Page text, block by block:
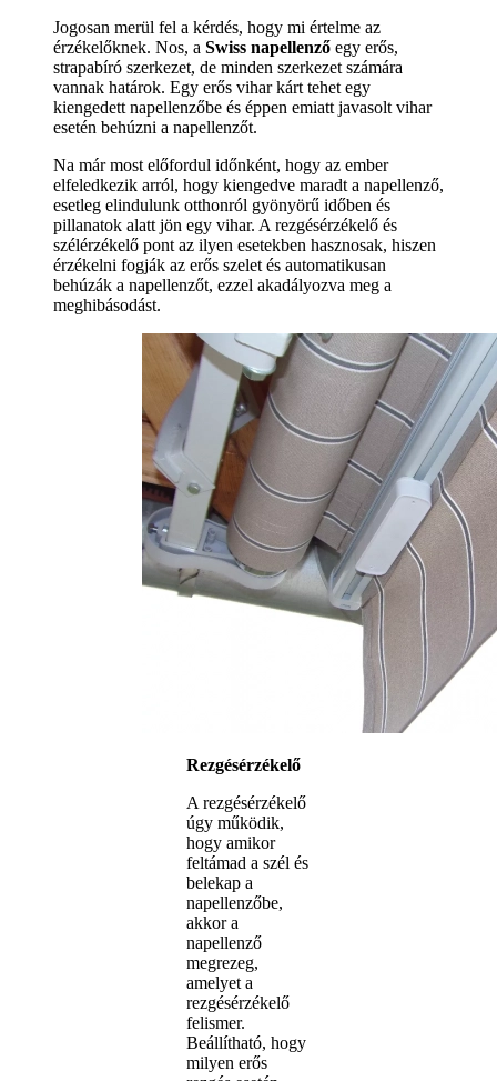
Jogosan merül fel a kérdés, hogy mi értelme az
érzékelőknek. Nos, a Swiss napellenző egy erős,
strapabíró szerkezet, de minden szerkezet számára
vannak határok. Egy erős vihar kárt tehet egy
kiengedett napellenzőbe és éppen emiatt javasolt vihar
esetén behúzni a napellenzőt.
Na már most előfordul időnként, hogy az ember
elfeledkezik arról, hogy kiengedve maradt a napellenző,
esetleg elindulunk otthonról gyönyörű időben és
pillanatok alatt jön egy vihar. A rezgésérzékelő és
szélérzékelő pont az ilyen esetekben hasznosak, hiszen
érzékelni fogják az erős szelet és automatikusan
behúzák a napellenzőt, ezzel akadályozva meg a
meghibásodást.
Rezgésérzékelő
A rezgésérzékelő
úgy működik,
hogy amikor
feltámad a szél és
belekap a
napellenzőbe,
akkor a
napellenző
megrezeg,
amelyet a
rezgésérzékelő
felismer.
Beállítható, hogy
milyen erős